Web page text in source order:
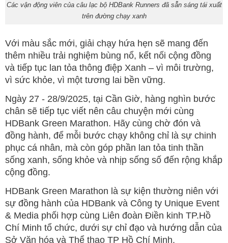
Các vận động viên của câu lạc bộ HDBank Runners đã sẵn sáng tái xuất
trên đường chạy xanh
Với màu sắc mới, giải chạy hứa hẹn sẽ mang đến
thêm nhiều trải nghiệm bùng nổ, kết nối cộng đồng
và tiếp tục lan tỏa thông điệp Xanh – vì môi trường,
vì sức khỏe, vì một tương lai bền vững.
Ngày 27 - 28/9/2025, tại Cần Giờ, hàng nghìn bước
chân sẽ tiếp tục viết nên câu chuyện mới cùng
HDBank Green Marathon. Hãy cùng chờ đón và
đồng hành, để mỗi bước chạy không chỉ là sự chinh
phục cá nhân, mà còn góp phần lan tỏa tinh thần
sống xanh, sống khỏe và nhịp sống số đến rộng khắp
cộng đồng.
HDBank Green Marathon là sự kiện thường niên với
sự đồng hành của HDBank và Công ty Unique Event
& Media phối hợp cùng Liên đoàn Điền kinh TP.Hồ
Chí Minh tổ chức, dưới sự chỉ đạo và hướng dẫn của
Sở Văn hóa và Thể thao TP Hồ Chí Minh.